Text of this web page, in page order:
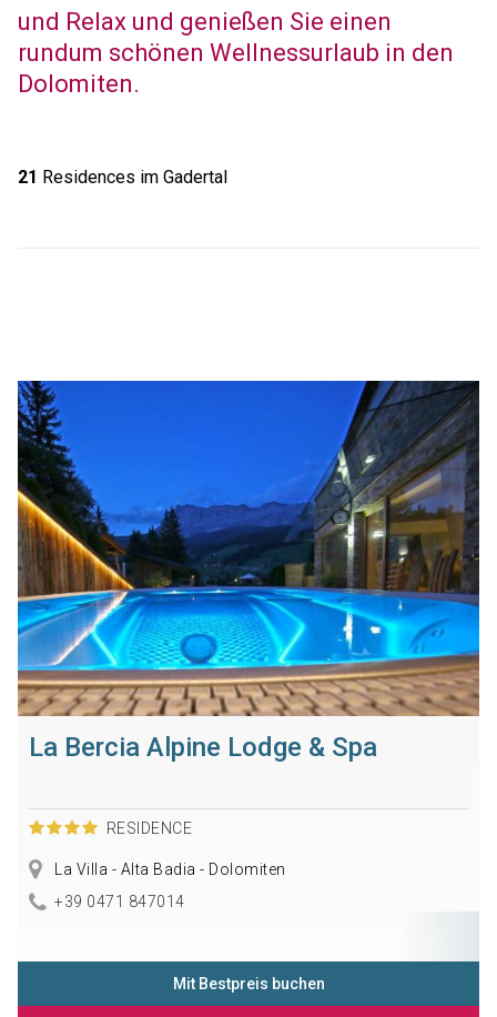
und Relax und genießen Sie einen
rundum schönen Wellnessurlaub in den
Dolomiten.
21 Residences im Gadertal
La Bercia Alpine Lodge & Spa
RESIDENCE
La Villa - Alta Badia - Dolomiten
+39 0471 847014
Mit Bestpreis buchen